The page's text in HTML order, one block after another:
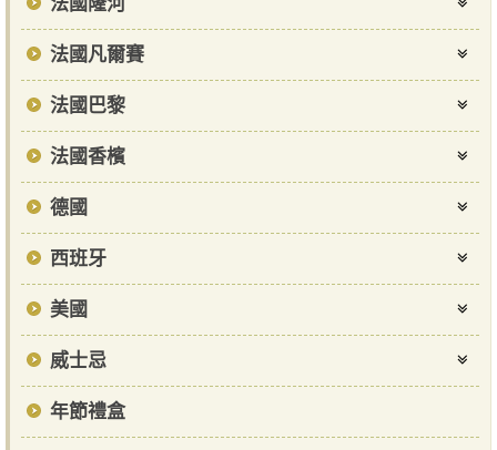
法國凡爾賽
法國巴黎
法國香檳
德國
西班牙
美國
威士忌
年節禮盒